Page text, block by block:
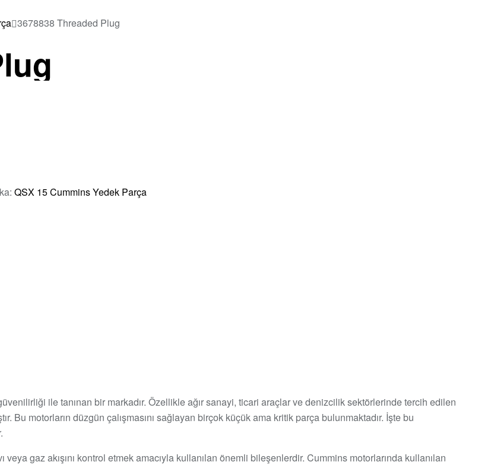
3678838 Threaded Plug
QSX 15 Cummins Yedek Parça
ile tanınan bir markadır. Özellikle ağır sanayi, ticari araçlar ve denizcilik sektörlerinde tercih edilen
Bu motorların düzgün çalışmasını sağlayan birçok küçük ama kritik parça bulunmaktadır. İşte bu
veya gaz akışını kontrol etmek amacıyla kullanılan önemli bileşenlerdir. Cummins motorlarında kullanılan